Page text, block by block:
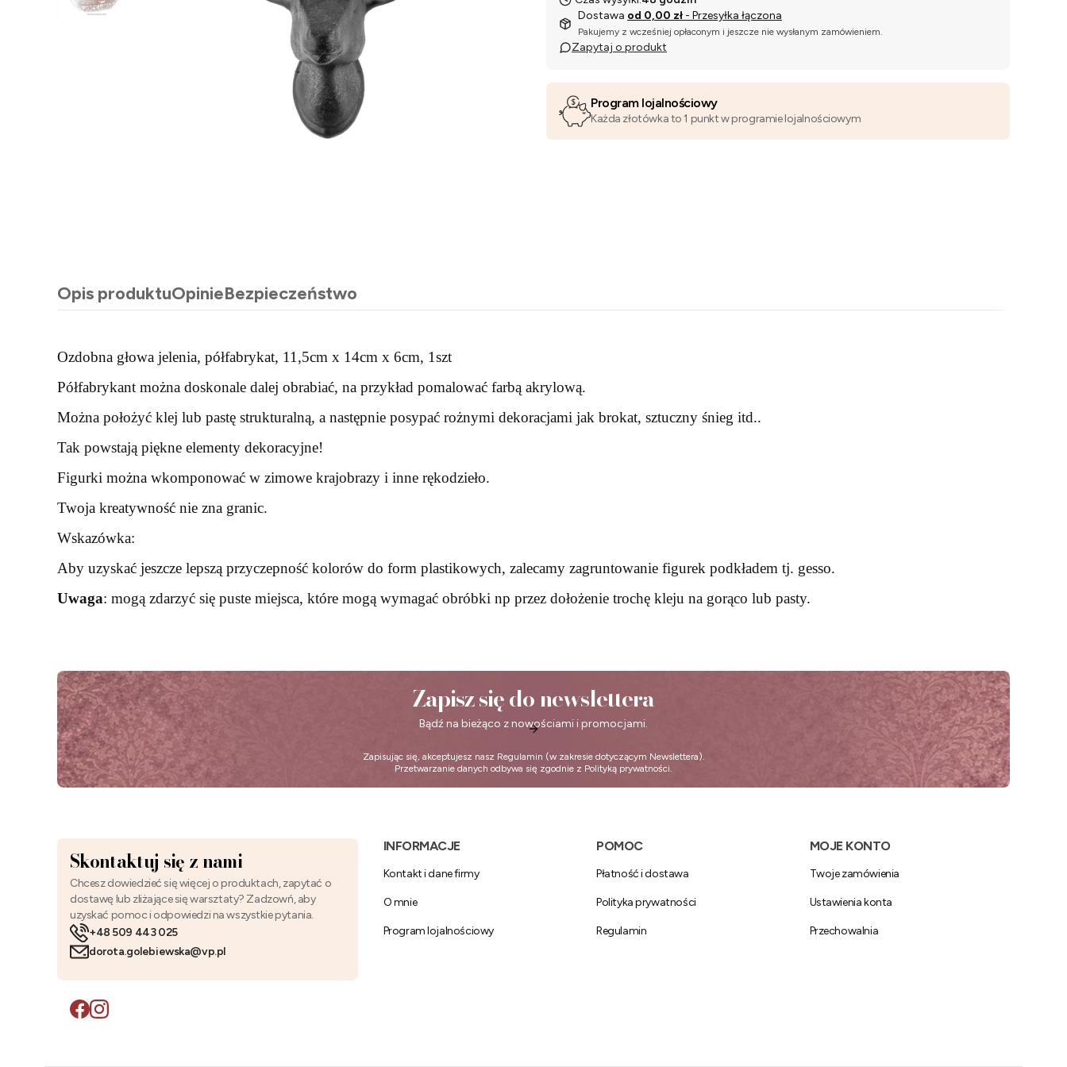
Dostawa od 0,00 zł - Przesyłka łączona
Pakujemy z wcześniej opłaconym i jeszcze nie wysłanym zamówieniem.
Zapytaj o produkt
Program lojalnościowy
Każda złotówka to 1 punkt w programie lojalnościowym
Opis produktuOpinieBezpieczeństwo
Ozdobna głowa jelenia, półfabrykat, 11,5cm x 14cm x 6cm, 1szt
Półfabrykant można doskonale dalej obrabiać, na przykład pomalować farbą akrylową.
Można położyć klej lub pastę strukturalną, a następnie posypać rożnymi dekoracjami jak brokat, sztuczny śnieg itd..
Tak powstają piękne elementy dekoracyjne!
Figurki można wkomponować w zimowe krajobrazy i inne rękodzieło.
Twoja kreatywność nie zna granic.
Wskazówka:
Aby uzyskać jeszcze lepszą przyczepność kolorów do form plastikowych, zalecamy zagruntowanie figurek podkładem tj. gesso.
Uwaga: mogą zdarzyć się puste miejsca, które mogą wymagać obróbki np przez dołożenie trochę kleju na gorąco lub pasty.
Zapisz się do newslettera
Bądź na bieżąco z nowościami i promocjami.
Zapisując się, akceptujesz nasz Regulamin (w zakresie dotyczącym Newslettera).
Przetwarzanie danych odbywa się zgodnie z Polityką prywatności
Skontaktuj się z nami
Chcesz dowiedzieć się więcej o produktach, zapytać o
dostawę lub zliżające się warsztaty? Zadzowń, aby
uzyskać pomoc i odpowiedzi na wszystkie pytania.
+48 509 443 025
dorota.golebiewska@vp.pl
Linki w stopce
INFORMACJE
Kontakt i dane firmy
O mnie
Program lojalnościowy
POMOC
Płatność i dostawa
Polityka prywatności
Regulamin
MOJE KONTO
Twoje zamówienia
Ustawienia konta
Przechowalnia